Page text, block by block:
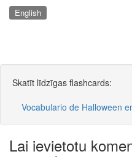
English
Skatīt līdzīgas flashcards:
Vocabulario de Halloween
Lai ievietotu